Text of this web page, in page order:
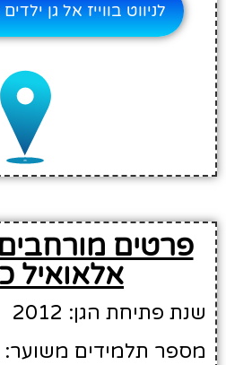
לניווט בווייז אל גן
פרטים מורחבים
אלאואיל
שנת פתיחת הגן: 2012
מספר תלמידים משוער: 31 תלמידים